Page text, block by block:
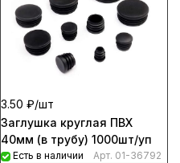
3.50 ₽/шт
Заглушка круглая ПВХ
40мм (в трубу) 1000шт/уп
Есть в наличии Арт. 01-36792